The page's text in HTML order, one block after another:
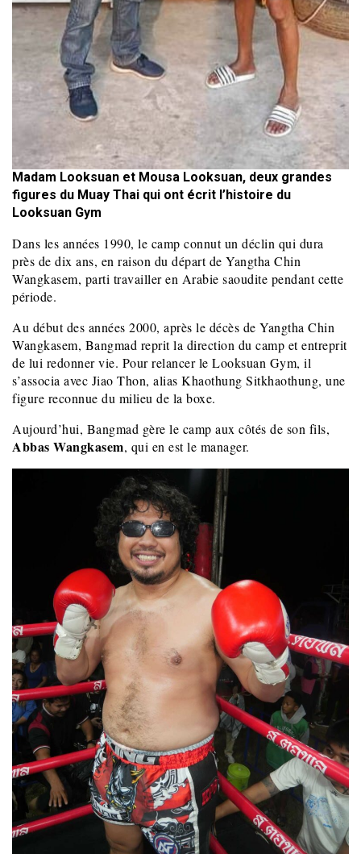
Madam Looksuan et Mousa Looksuan, deux grandes
figures du Muay Thai qui ont écrit l’histoire du
Looksuan Gym
Dans les années 1990, le camp connut un déclin qui dura
près de dix ans, en raison du départ de Yangtha Chin
Wangkasem, parti travailler en Arabie saoudite pendant cette
période.
Au début des années 2000, après le décès de Yangtha Chin
Wangkasem, Bangmad reprit la direction du camp et entreprit
de lui redonner vie. Pour relancer le Looksuan Gym, il
s’associa avec Jiao Thon, alias Khaothung Sitkhaothung, une
figure reconnue du milieu de la boxe.
Aujourd’hui, Bangmad gère le camp aux côtés de son fils,
Abbas Wangkasem, qui en est le manager.